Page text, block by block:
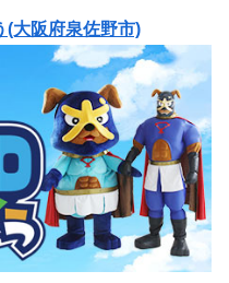
(大阪府泉佐野市)